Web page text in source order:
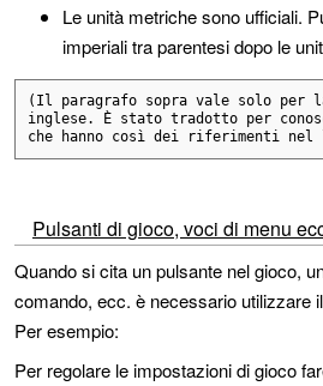
Le unità metriche sono ufficiali.
imperiali tra parentesi dopo le
(Il paragrafo sopra vale solo per
inglese. È stato tradotto per
che hanno così dei riferimenti
Pulsanti di gioco, voci di menu
Quando si cita un pulsante nel gioco,
comando, ecc. è necessario utilizzare
Per esempio:
Per regolare le impostazioni di gioco